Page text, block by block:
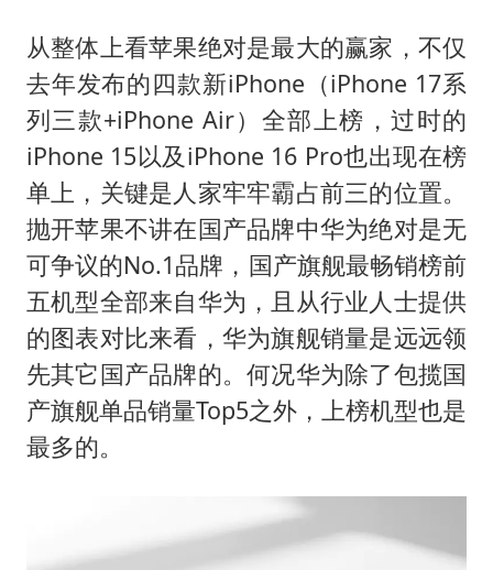
从整体上看苹果绝对是最大的赢家，不仅
去年发布的四款新iPhone（iPhone 17系
列三款+iPhone Air）全部上榜，过时的
iPhone 15以及iPhone 16 Pro也出现在榜
单上，关键是人家牢牢霸占前三的位置。
抛开苹果不讲在国产品牌中华为绝对是无
可争议的No.1品牌，国产旗舰最畅销榜前
五机型全部来自华为，且从行业人士提供
的图表对比来看，华为旗舰销量是远远领
先其它国产品牌的。何况华为除了包揽国
产旗舰单品销量Top5之外，上榜机型也是
最多的。